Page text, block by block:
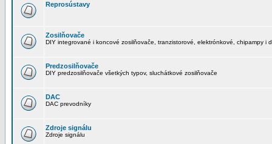
Reprosústavy
Zosilňovače
DIY integrované i koncové zosilňovače, tranzistorové, elektrónkové, chipampy i
Predzosilňovače
DIY predzosilňovače všetkých typov, sluchátkové zosilňovače
DAC
DAC prevodníky
Zdroje signálu
Zdroje signálu